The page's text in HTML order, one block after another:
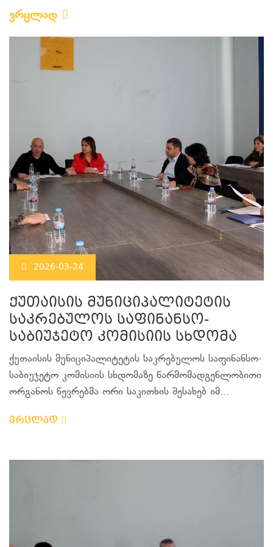
ვრცლად
2026-03-24
ქუთაისის მუნიციპალიტეტის
საკრებულოს საფინანსო-
საბიუჯეტო კომისიის სხდომა
ქუთაისის მუნიციპალიტეტის საკრებულოს საფინანსო-
საბიუჯეტო კომისიის სხდომაზე წარმომადგენლობითი
ორგანოს წევრებმა ორი საკითხის შესახებ იმ...
ვრცლად